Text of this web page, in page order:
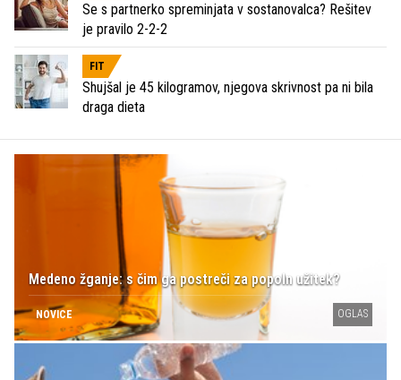
Se s partnerko spreminjata v sostanovalca? Rešitev
je pravilo 2-2-2
FIT
Shujšal je 45 kilogramov, njegova skrivnost pa ni bila
draga dieta
Medeno žganje: s čim ga postreči za popoln užitek?
NOVICE OGLAS